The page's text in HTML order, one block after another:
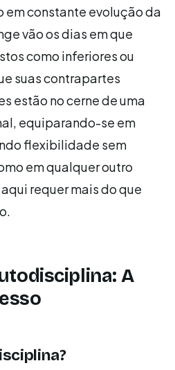
em constante evolução da
vão os dias em que
como inferiores ou
suas contrapartes
estão no cerne de uma
equiparando-se em
flexibilidade sem
em qualquer outro
requer mais do que
A